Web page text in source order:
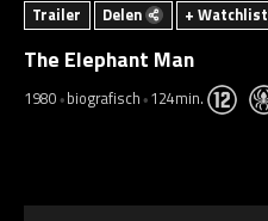
Trailer Delen + Watchlist
The Elephant Man
1980 biografisch 124min.